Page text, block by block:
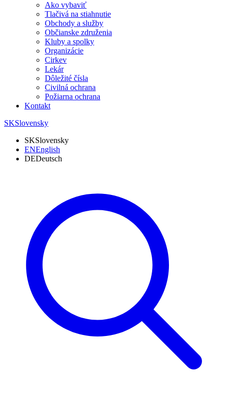
Ako vybaviť
Tlačivá na stiahnutie
Obchody a služby
Občianske združenia
Kluby a spolky
Organizácie
Cirkev
Lekár
Dôležité čísla
Civilná ochrana
Požiarna ochrana
Kontakt
SKSlovensky
SKSlovensky
ENEnglish
DEDeutsch